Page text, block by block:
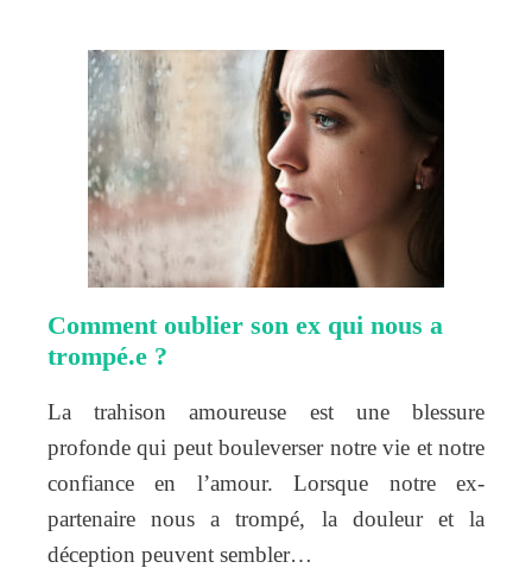
Comment oublier son ex qui nous a
trompé.e ?
La trahison amoureuse est une blessure
profonde qui peut bouleverser notre vie et notre
confiance en l’amour. Lorsque notre ex-
partenaire nous a trompé, la douleur et la
déception peuvent sembler…